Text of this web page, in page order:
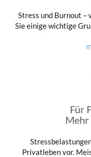
Stress und Burnout –
Sie einige wichtige
Für
Mehr
Privatleben vor.